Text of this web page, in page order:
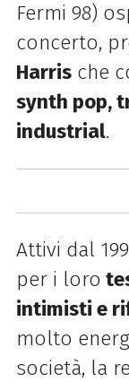
Fermi 98)
concerto,
Harrische
synth pop,
industrial.
Attivi dal
per i loro
intimisti e
molto
società, la